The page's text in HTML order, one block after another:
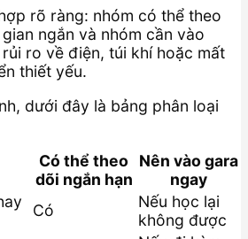
rõ ràng: nhóm có thể theo
ngắn và nhóm cần vào
ro về điện, túi khí hoặc mất
thiết yếu.
dưới đây là bảng phân loại
Có thể theo
dõi ngắn hạn
Nên vào gara
ngay
Có
Nếu học lại
không được